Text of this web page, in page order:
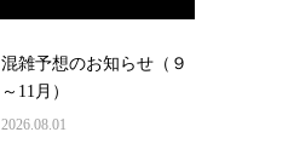
混雑予想のお知らせ（９
～11月）
2026.08.01